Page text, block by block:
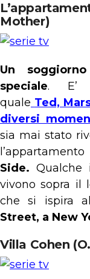
Mother)
Un
speciale. E’
quale Ted,
diversi
sia mai stato
Side. Qualche
vivono sopra il
che si ispira
Street, a New
Villa Cohen